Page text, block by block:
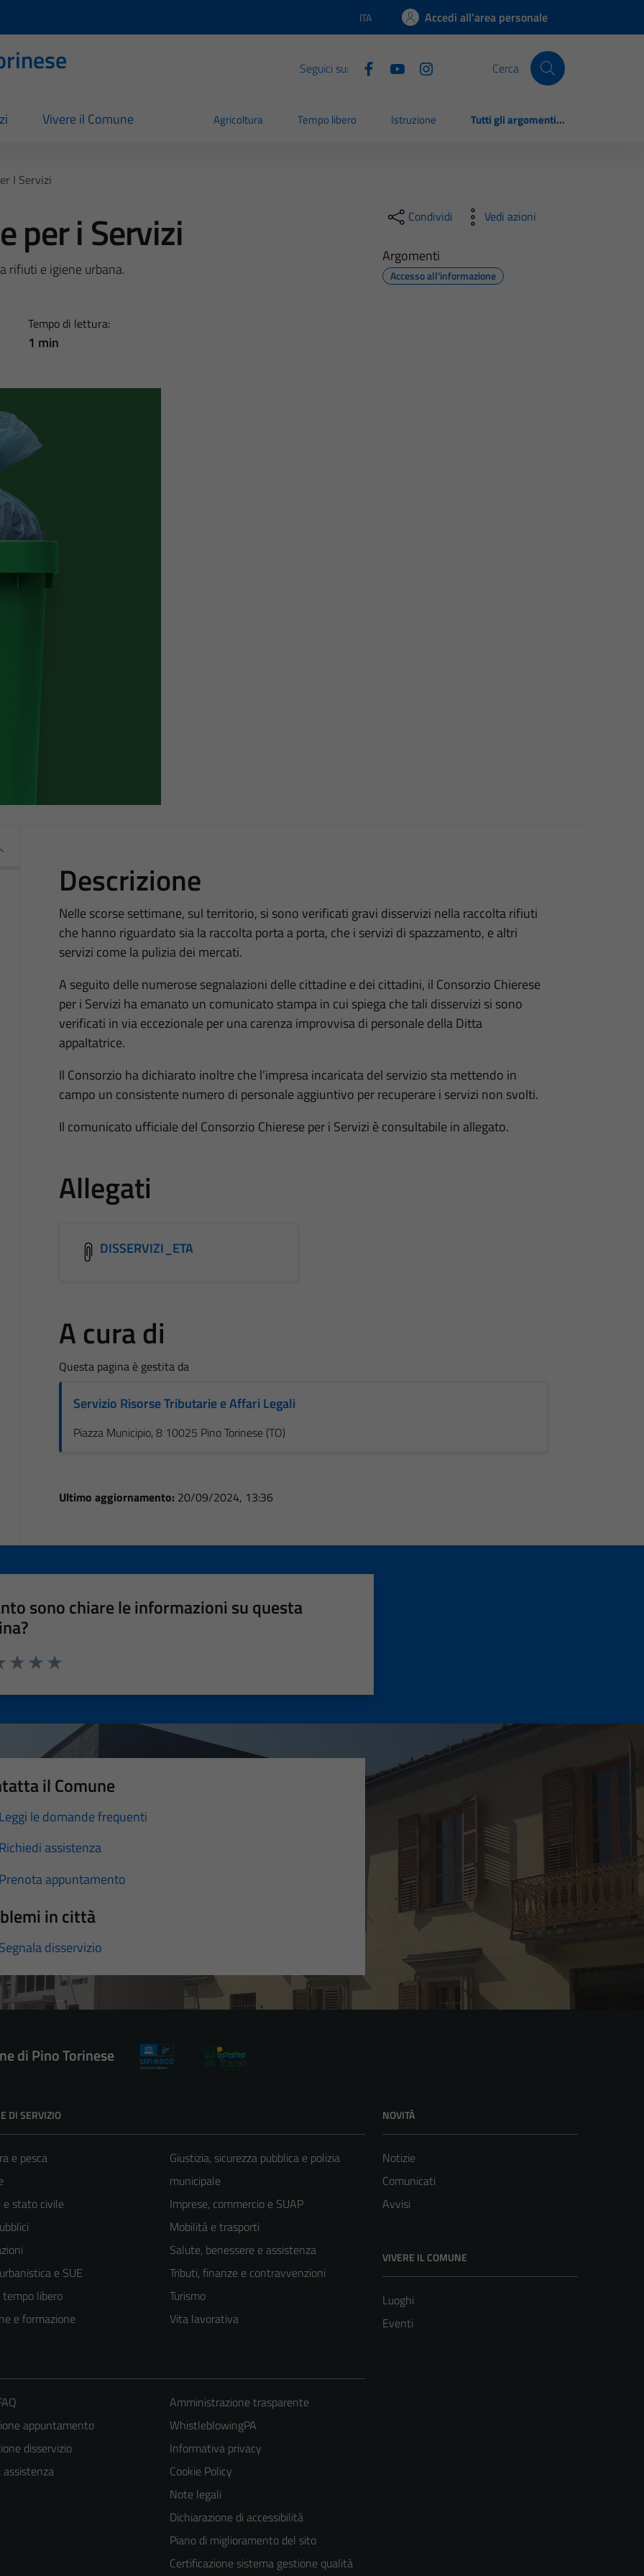
Lingua attiva:
ITA Accedi all'area personale
Seguici su: Cerca
Vivere il Comune Agricoltura Tempo libero Istruzione Tutti gli argomenti...
I Servizi
per i Servizi
rifiuti e igiene urbana.
Tempo di lettura:
1 min
Condividi Vedi azioni
Argomenti
Accesso all'informazione
Descrizione
Nelle scorse settimane, sul territorio, si sono verificati gravi disservizi nella raccolta rifiuti
che hanno riguardato sia la raccolta porta a porta, che i servizi di spazzamento, e altri
servizi come la pulizia dei mercati.
A seguito delle numerose segnalazioni delle cittadine e dei cittadini, il Consorzio Chierese
per i Servizi ha emanato un comunicato stampa in cui spiega che tali disservizi si sono
verificati in via eccezionale per una carenza improvvisa di personale della Ditta
appaltatrice.
Il Consorzio ha dichiarato inoltre che l’impresa incaricata del servizio sta mettendo in
campo un consistente numero di personale aggiuntivo per recuperare i servizi non svolti.
Il comunicato ufficiale del Consorzio Chierese per i Servizi è consultabile in allegato.
Allegati
DISSERVIZI_ETA
A cura di
Questa pagina è gestita da
Servizio Risorse Tributarie e Affari Legali
Piazza Municipio, 8 10025 Pino Torinese (TO)
Ultimo aggiornamento: 20/09/2024, 13:36
sono chiare le informazioni su questa
il Comune
le domande frequenti
assistenza
appuntamento
in città
disservizio
di Pino Torinese
DI SERVIZIO
e pesca
e stato civile
e SUE
libero
e formazione
Giustizia, sicurezza pubblica e polizia
municipale
Imprese, commercio e SUAP
Mobilità e trasporti
Salute, benessere e assistenza
Tributi, finanze e contravvenzioni
Turismo
Vita lavorativa
NOVITÀ
Notizie
Comunicati
Avvisi
VIVERE IL COMUNE
Luoghi
Eventi
appuntamento
disservizio
Amministrazione trasparente
WhistleblowingPA
Informativa privacy
Cookie Policy
Note legali
Dichiarazione di accessibilità
Piano di miglioramento del sito
Certificazione sistema gestione qualità
Tecnici
Questi cookie
per il
funzionamento